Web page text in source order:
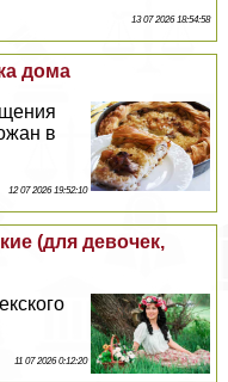
13 07 2026 18:54:58
дома
в
12 07 2026 19:52:10
(для девочек,
11 07 2026 0:12:20